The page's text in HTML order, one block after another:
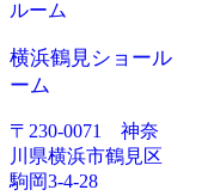
横浜鶴見ショール
ーム
〒230-0071 神奈
川県横浜市鶴見区
駒岡3-4-28